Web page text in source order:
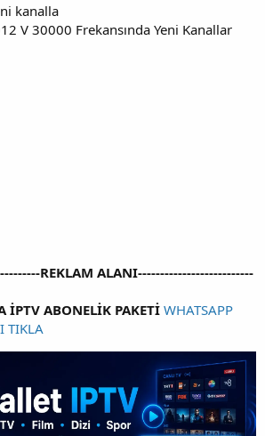
kanalla
V 30000 Frekansında Yeni Kanallar
REKLAM ALANI--------------------------
İPTV ABONELİK PAKETİ WHATSAPP
TIKLA